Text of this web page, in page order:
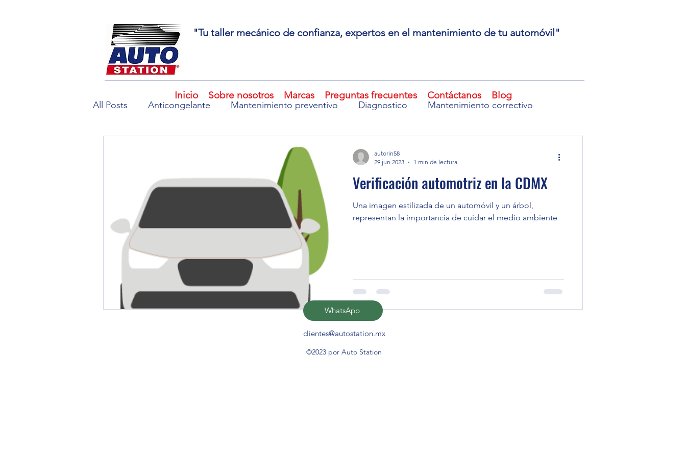
"Tu taller mecánico de confianza, expertos en el mantenimiento de tu automóvil"
Inicio Sobre nosotros Marcas Preguntas frecuentes Contáctanos Blog
All Posts Anticongelante Mantenimiento preventivo Diagnostico Mantenimiento correctivo
Luz de advertencia del motor
Control de emisiones Rechazo en verificación Fallas de emisiones inspección del vehículo
lubricación del motor
Verificación automotriz en la CDMX
Una imagen estilizada de un automóvil y un árbol,
representan la importancia de cuidar el medio ambiente
autorin58
29 jun 2023
1 min de lectura
WhatsApp
clientes@autostation.mx
©2023 por Auto Station